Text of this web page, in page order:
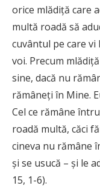
orice mlădiţă care
multă roadă să
cuvântul pe care vi
voi. Precum
sine, dacă nu
rămâneţi în Mine.
Cel ce rămâne
roadă multă, căci
cineva nu rămâne
şi se usucă – şi le
15, 1-6).